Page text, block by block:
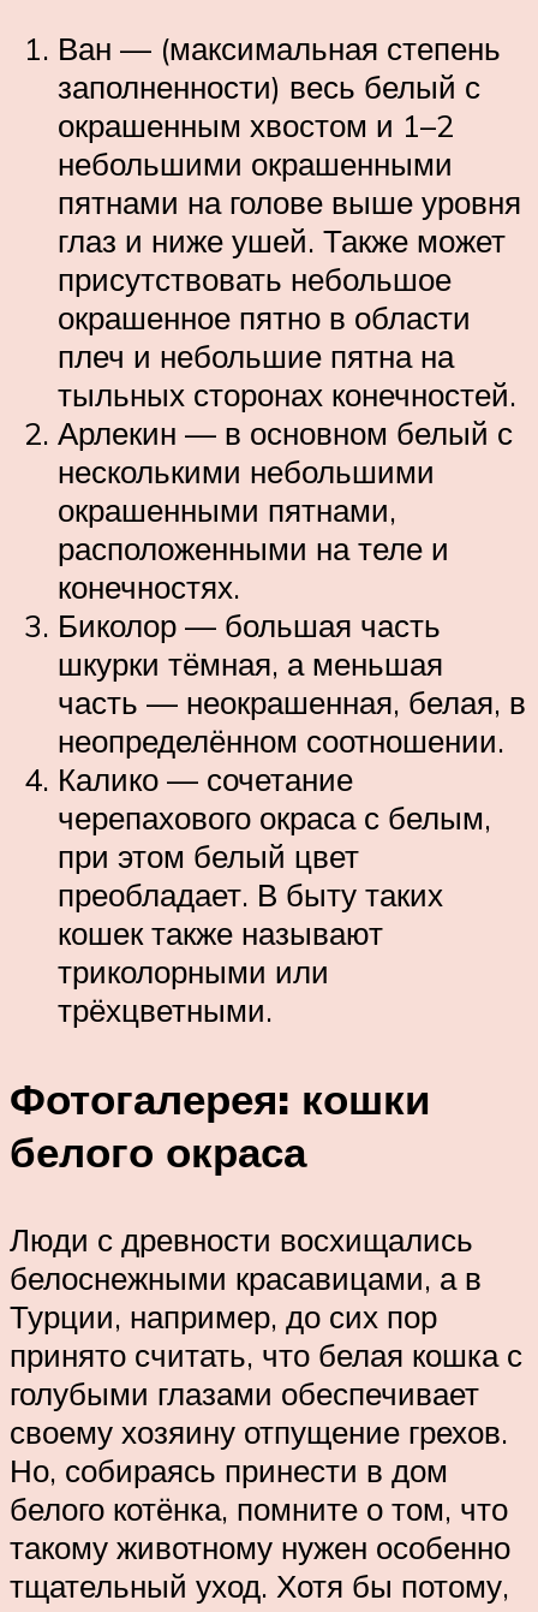
Ван — (максимальная степень
заполненности) весь белый с
окрашенным хвостом и 1–2
небольшими окрашенными
пятнами на голове выше уровня
глаз и ниже ушей. Также может
присутствовать небольшое
окрашенное пятно в области
плеч и небольшие пятна на
тыльных сторонах конечностей.
Арлекин — в основном белый с
несколькими небольшими
окрашенными пятнами,
расположенными на теле и
конечностях.
Биколор — большая часть
шкурки тёмная, а меньшая
часть — неокрашенная, белая, в
неопределённом соотношении.
Калико — сочетание
черепахового окраса с белым,
при этом белый цвет
преобладает. В быту таких
кошек также называют
триколорными или
трёхцветными.
Фотогалерея: кошки
белого окраса
Люди с древности восхищались
белоснежными красавицами, а в
Турции, например, до сих пор
принято считать, что белая кошка с
голубыми глазами обеспечивает
своему хозяину отпущение грехов.
Но, собираясь принести в дом
белого котёнка, помните о том, что
такому животному нужен особенно
тщательный уход. Хотя бы потому,